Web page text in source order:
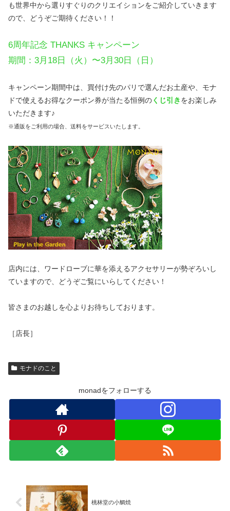
も世界中から選りすぐりのクリエイションをご紹介していきます
ので、どうぞご期待ください！！
6周年記念 THANKS キャンペーン
期間：3月18日（火）〜3月30日（日）
キャンペーン期間中は、買付け先のパリで選んだお土産や、モナ
ドで使えるお得なクーポン券が当たる恒例のくじ引きをお楽しみ
いただきます♪
※通販をご利用の場合、送料をサービスいたします。
店内には、ワードローブに華を添えるアクセサリーが勢ぞろいし
ていますので、どうぞご覧にいらしてください！
皆さまのお越しを心よりお待ちしております。
［店長］
モナドのこと
monadをフォローする
桃林堂の小鯛焼